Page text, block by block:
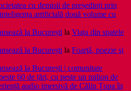
cu demisii de președinți prin
artificială două volume cu
la București la Viaţa din spatele
la București la Foarţă, poezie şi
la București | comunitate
60 de țări, cu peste un milion de
audio imersivă de Călin Țopa în